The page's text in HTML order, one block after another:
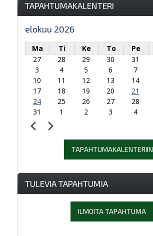
TAPAHTUMAKALENTERI
elokuu 2026
Ma Ti Ke To Pe
27
28 29 30 31
3
4 5 6 7
10
11 12 13 14
17
18 19 20 21
24
25 26 27 28
31
1 2 3 4
Sivutus
EdellinenSeuraava
TAPAHTUMAKALENTERIIN
TULEVIA TAPAHTUMIA
ILMOITA TAPAHTUMA